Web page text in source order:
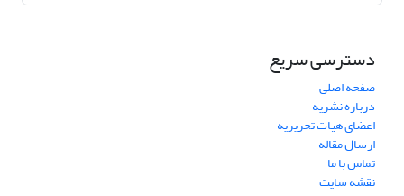
دسترسی سریع
صفحه اصلی
درباره نشریه
اعضای هیات تحریریه
ارسال مقاله
تماس با ما
نقشه سایت